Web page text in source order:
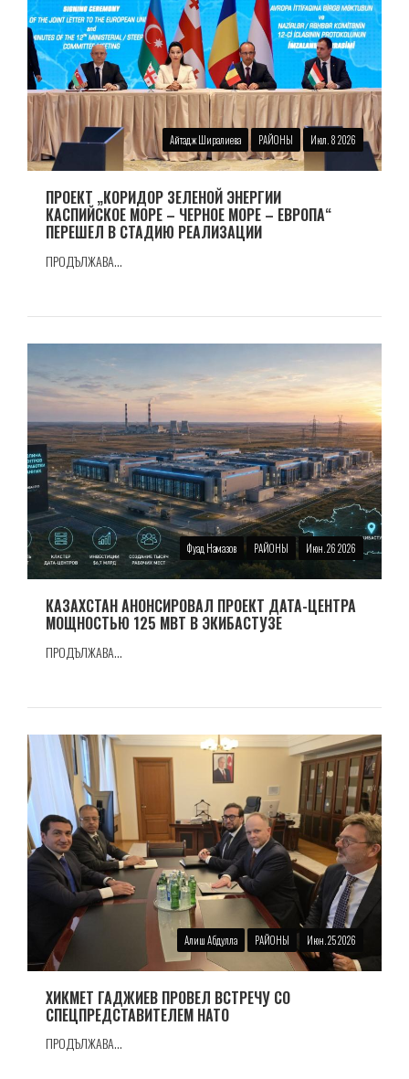
Айтадж Ширалиева РАЙОНЫ Июл. 8 2026
ПРОЕКТ „КОРИДОР ЗЕЛЕНОЙ ЭНЕРГИИ
КАСПИЙСКОЕ МОРЕ – ЧЕРНОЕ МОРЕ – ЕВРОПА“
ПЕРЕШЕЛ В СТАДИЮ РЕАЛИЗАЦИИ
ПРОДЪЛЖАВА...
Фуад Намазов РАЙОНЫ Июн. 26 2026
КАЗАХСТАН АНОНСИРОВАЛ ПРОЕКТ ДАТА-ЦЕНТРА
МОЩНОСТЬЮ 125 МВТ В ЭКИБАСТУЗЕ
ПРОДЪЛЖАВА...
Алиш Абдулла РАЙОНЫ Июн. 25 2026
ХИКМЕТ ГАДЖИЕВ ПРОВЕЛ ВСТРЕЧУ СО
СПЕЦПРЕДСТАВИТЕЛЕМ НАТО
ПРОДЪЛЖАВА...